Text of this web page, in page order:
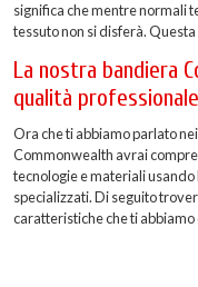
significa che mentre normali
tessuto non si disferà.
La nostra bandiera
qualità professionale
Ora che ti abbiamo parlato
Commonwealth avrai
tecnologie e materiali
specializzati. Di seguito
caratteristiche che ti